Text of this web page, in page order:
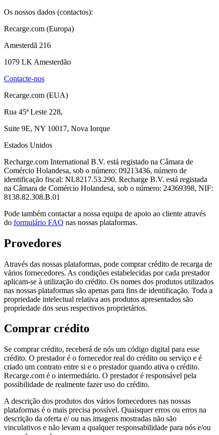
Os nossos dados (contactos):
Recarge.com (Europa)
Amesterdã 216
1079 LK Amesterdão
Contacte-nos
Recarge.com (EUA)
Rua 45ª Leste 228,
Suite 9E, NY 10017, Nova Iorque
Estados Unidos
Recharge.com International B.V. está registado na Câmara de
Comércio Holandesa, sob o número: 09213436, número de
identificação fiscal: NL8217.53.290. Recharge B.V. está registada
na Câmara de Comércio Holandesa, sob o número: 24369398, NIF:
8138.82.308.B.01
Pode também contactar a nossa equipa de apoio ao cliente através
do formulário FAQ nas nossas plataformas.
Provedores
Através das nossas plataformas, pode comprar crédito de recarga de
vários fornecedores. As condições estabelecidas por cada prestador
aplicam-se à utilização do crédito. Os nomes dos produtos utilizados
nas nossas plataformas são apenas para fins de identificação. Toda a
propriedade intelectual relativa aos produtos apresentados são
propriedade dos seus respectivos proprietários.
Comprar crédito
Se comprar crédito, receberá de nós um código digital para esse
crédito. O prestador é o fornecedor real do crédito ou serviço e é
criado um contrato entre si e o prestador quando ativa o crédito.
Recarge.com é o intermediário. O prestador é responsável pela
possibilidade de realmente fazer uso do crédito.
A descrição dos produtos dos vários fornecedores nas nossas
plataformas é o mais precisa possível. Quaisquer erros ou erros na
descrição da oferta e/ ou nas imagens mostradas não são
vinculativos e não levam a qualquer responsabilidade para nós e/ou